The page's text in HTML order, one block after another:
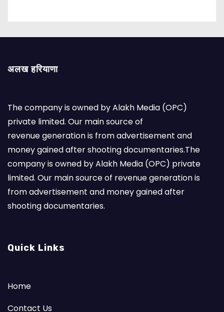
अलख हरियाणा
The company is owned by Alakh Media (OPC)
private limited. Our main source of
revenue generation is from advertisement and
money gained after shooting documentaries.The
company is owned by Alakh Media (OPC) private
limited. Our main source of revenue generation is
from advertisement and money gained after
shooting documentaries.
Quick Links
Home
Contact Us